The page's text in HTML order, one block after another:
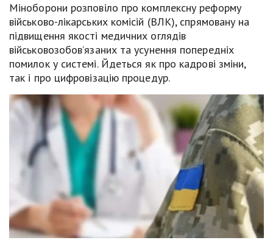
Міноборони розповіло про комплексну реформу
військово-лікарських комісій (ВЛК), спрямовану на
підвищення якості медичних оглядів
військовозобов’язаних та усунення попередніх
помилок у системі. Йдеться як про кадрові зміни,
так і про цифровізацію процедур.